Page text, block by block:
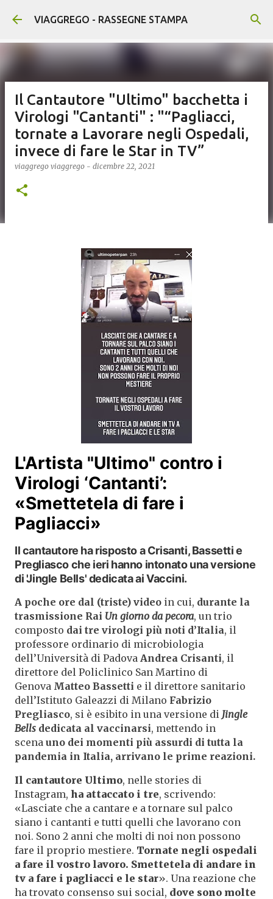
Passa ai contenuti principali
VIAGGREGO - RASSEGNE STAMPA
Il Cantautore "Ultimo" bacchetta i
Virologi "Cantanti" : "“Pagliacci,
tornate a Lavorare negli Ospedali,
invece di fare le Star in TV”
viaggrego viaggrego - dicembre 22, 2021
L'Artista "Ultimo" contro i
Virologi ‘Cantanti’:
«Smettetela di fare i
Pagliacci»
Il cantautore ha risposto a Crisanti, Bassetti e
Pregliasco che ieri hanno intonato una versione
di 'Jingle Bells' dedicata ai Vaccini.
A poche ore dal (triste) video in cui, durante la
trasmissione Rai Un giorno da pecora, un trio
composto dai tre virologi più noti d’Italia, il
professore ordinario di microbiologia
dell’Università di Padova Andrea Crisanti, il
direttore del Policlinico San Martino di
Genova Matteo Bassetti e il direttore sanitario
dell’Istituto Galeazzi di Milano Fabrizio
Pregliasco, si è esibito in una versione di Jingle
Bells dedicata al vaccinarsi, mettendo in
scena uno dei momenti più assurdi di tutta la
pandemia in Italia, arrivano le prime reazioni.
Il cantautore Ultimo, nelle stories di
Instagram, ha attaccato i tre, scrivendo:
«Lasciate che a cantare e a tornare sul palco
siano i cantanti e tutti quelli che lavorano con
noi. Sono 2 anni che molti di noi non possono
fare il proprio mestiere. Tornate negli ospedali
a fare il vostro lavoro. Smettetela di andare in
tv a fare i pagliacci e le star». Una reazione che
ha trovato consenso sui social, dove sono molte